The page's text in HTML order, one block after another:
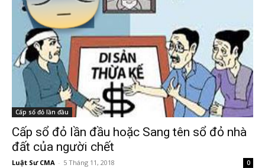
Cấp sổ đỏ lần đầu
Cấp sổ đỏ lần đầu hoặc Sang tên sổ đỏ nhà
đất của người chết
Luật Sư CMA - 5 Tháng 11, 2018 0